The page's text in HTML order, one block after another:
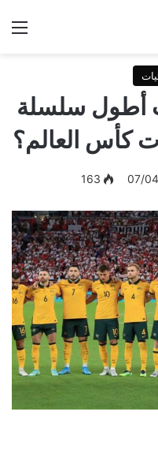
أطول سلسلة
كأس العالم؟
07/
163